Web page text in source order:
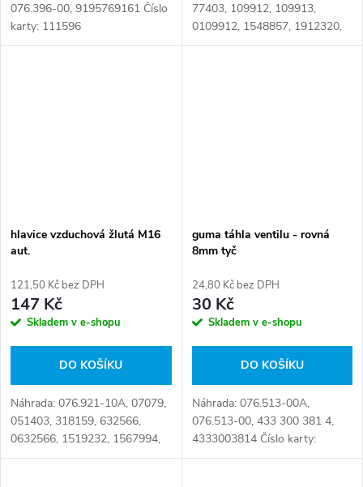
076.396-00, 9195769161 Číslo
karty: 111596
77403, 109912, 109913,
0109912, 1548857, 1912320,
2519879, 02519879,
hlavice vzduchová žlutá M16
aut.
121,50 Kč bez DPH
147 Kč
Skladem v e-shopu
DO KOŠÍKU
Náhrada: 076.921-10A, 07079,
051403, 318159, 632566,
0632566, 1519232, 1567994,
1584599, 2515210, 2515442,
guma táhla ventilu - rovná
8mm tyč
24,80 Kč bez DPH
30 Kč
Skladem v e-shopu
DO KOŠÍKU
Náhrada: 076.513-00A,
076.513-00, 433 300 381 4,
4333003814 Číslo karty:
074456